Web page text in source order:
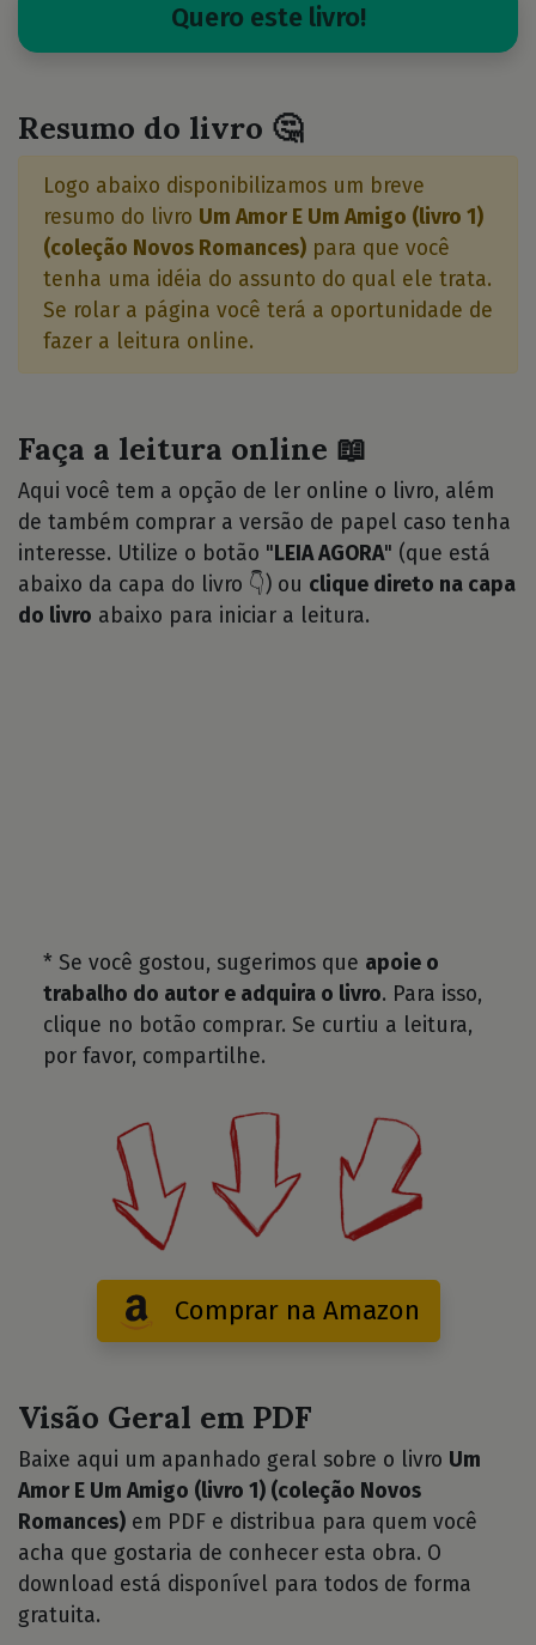
Quero este livro!
Resumo do livro 🤔
Logo abaixo disponibilizamos um breve
resumo do livro Um Amor E Um Amigo (livro 1)
(coleção Novos Romances) para que você
tenha uma idéia do assunto do qual ele trata.
Se rolar a página você terá a oportunidade de
fazer a leitura online.
Faça a leitura online 📖
Aqui você tem a opção de ler online o livro, além
de também comprar a versão de papel caso tenha
interesse. Utilize o botão " LEIA AGORA" (que está
abaixo da capa do livro 👇) ou clique direto na capa
do livro abaixo para iniciar a leitura.
* Se você gostou, sugerimos que apoie o
trabalho do autor e adquira o livro. Para isso,
clique no botão comprar. Se curtiu a leitura,
por favor, compartilhe.
Comprar na Amazon
Visão Geral em PDF
Baixe aqui um apanhado geral sobre o livro Um
Amor E Um Amigo (livro 1) (coleção Novos
Romances) em PDF e distribua para quem você
acha que gostaria de conhecer esta obra. O
download está disponível para todos de forma
gratuita.